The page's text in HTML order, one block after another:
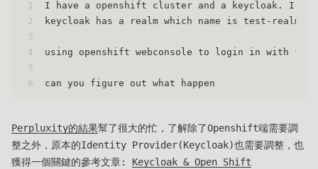
1
2
3
4
5
6
I have a openshift cluster and a keycloak. I
keycloak has a realm which name is test-realm
using openshift webconsole to login in with
can you figure out what happen
Perpluxity的結果幫了很大的忙，了解除了Openshift端需要調
整之外，原本的Identity Provider(Keycloak)也需要調整，也
獲得一個關鍵的參考文章: Keycloak & Open Shift